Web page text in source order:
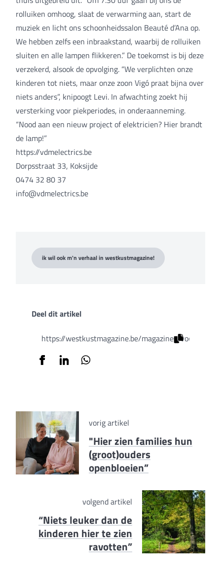
rolluiken omhoog, slaat de verwarming aan, start de
muziek en licht ons schoonheidssalon Beauté d’Ana op.
We hebben zelfs een inbraakstand, waarbij de rolluiken
sluiten en alle lampen flikkeren.” De toekomst is bij deze
verzekerd, alsook de opvolging. “We verplichten onze
kinderen tot niets, maar onze zoon Vigó praat bijna over
niets anders”, knipoogt Levi. In afwachting zoekt hij
versterking voor piekperiodes, in onderaanneming.
“Nood aan een nieuw project of elektricien? Hier brandt
de lamp!”
https://vdmelectrics.be
Dorpsstraat 33, Koksijde
0474 32 80 37
info@vdmelectrics.be
ik wil ook m'n verhaal in westkustmagazine!
Deel dit artikel
https://westkustmagazine.be/magazines/
vorig artikel
"Hier zien families hun
(groot)ouders
openbloeien”
volgend artikel
“Niets leuker dan de
kinderen hier te zien
ravotten”